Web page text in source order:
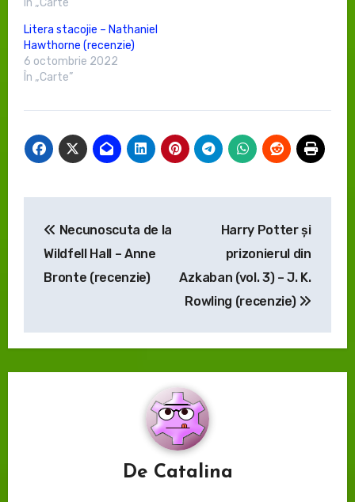
În „Carte”
Litera stacojie – Nathaniel
Hawthorne (recenzie)
6 octombrie 2022
În „Carte”
în
articole
Necunoscuta de la
Wildfell Hall – Anne
Bronte (recenzie)
Harry Potter și
prizonierul din
Azkaban (vol. 3) – J. K.
Rowling (recenzie)
De Catalina